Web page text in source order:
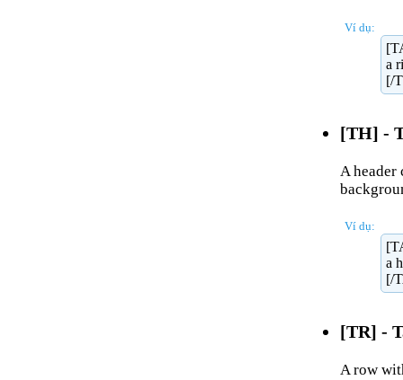
Ví dụ:
a
[/
[TH] -
A header
Ví dụ:
a
[/
[TR] -
A row